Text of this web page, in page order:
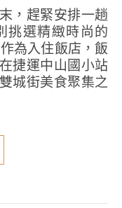
挑選精緻時尚的
為入住飯店，飯
捷運中山國小站
城街美食聚集之